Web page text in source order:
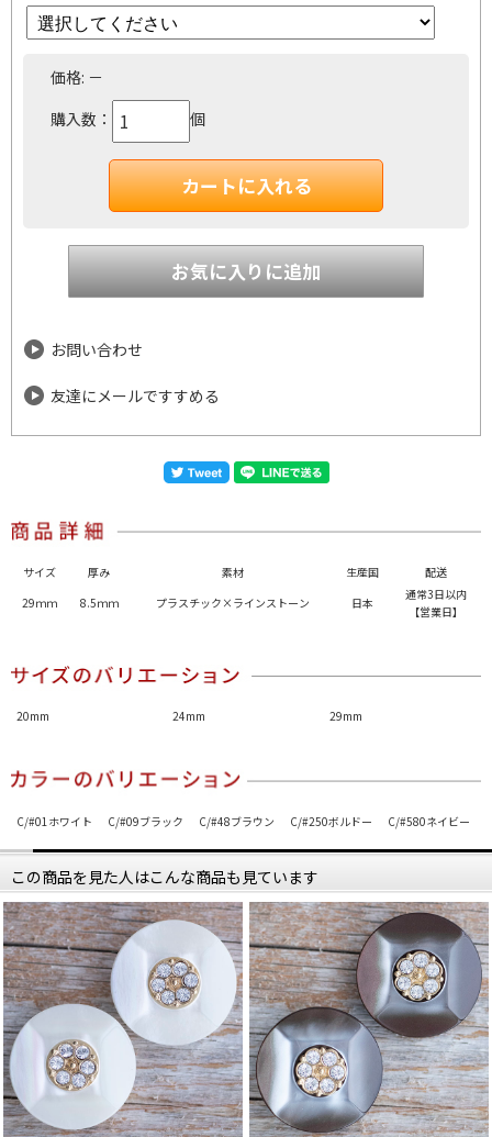
価格: －
購入数：
個
お問い合わせ
友達にメールですすめる
サイズ 厚み 素材 生産国
配送
29ｍｍ
8.5ｍｍ プラスチック×ラインストーン 日本
通常3日以内
【営業日】
20mm 24mm 29mm
C/#01ホワイト C/#09ブラック C/#48ブラウン C/#250ボルドー C/#580ネイビー
この商品を見た人はこんな商品も見ています